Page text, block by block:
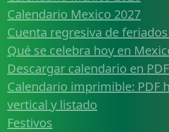
Calendario Mexico 2027
Cuenta regresiva de
Qué se celebra hoy en
Descargar calendario en PDF
Calendario imprimible: PDF
vertical y listado
Festivos